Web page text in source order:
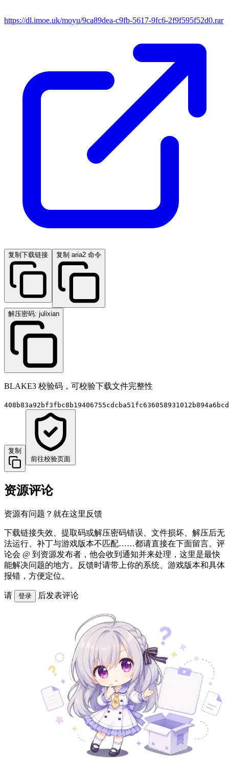
https://dl.imoe.uk/moyu/9ca89dea-c9fb-5617-9fc6-2f9f595f52d0.rar
复制下载链接 复制 aria2 命令
解压密码: julixian
BLAKE3 校验码，可校验下载文件完整性
复制
前往校验页面
资源评论
资源有问题？就在这里反馈
下载链接失效、提取码或解压密码错误、文件损坏、解压后无
法运行、补丁与游戏版本不匹配……都请直接在下面留言。评
论会 @ 到资源发布者，他会收到通知并来处理，这里是最快
能解决问题的地方。反馈时请带上你的系统、游戏版本和具体
报错，方便定位。
请 登录 后发表评论